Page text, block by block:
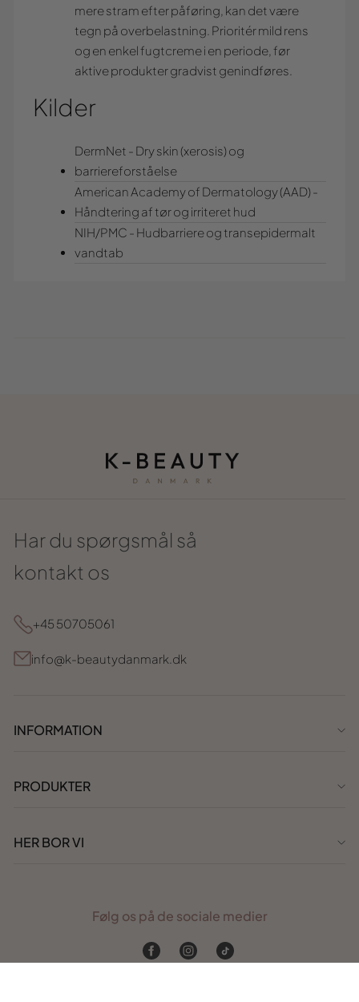
mere stram efter påføring, kan det være
tegn på overbelastning. Prioritér mild rens
og en enkel fugtcreme i en periode, før
aktive produkter gradvist genindføres.
Kilder
DermNet - Dry skin (xerosis) og
barriereforståelse
American Academy of Dermatology (AAD) -
Håndtering af tør og irriteret hud
NIH/PMC - Hudbarriere og transepidermalt
vandtab
Har du spørgsmål så
kontakt os
+45 50705061
info@k-beautydanmark.dk
INFORMATION
PRODUKTER
HER BOR VI
Følg os på de sociale medier
FacebookInstagramTikTok